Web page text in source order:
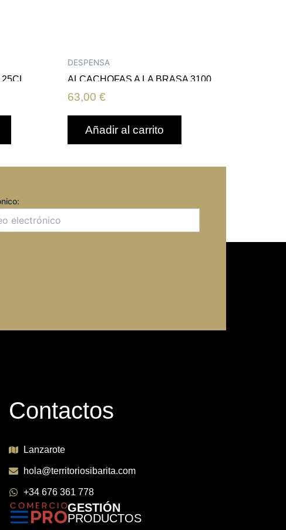
DESPENSA
ALCACHOFAS A LA BRASA 3100
ML
63,00 €
Añadir al carrito
Contactos
Lanzarote
hola@territoriosibarita.com
+34 676 361 778
GESTIÓN
PRODUCTOS